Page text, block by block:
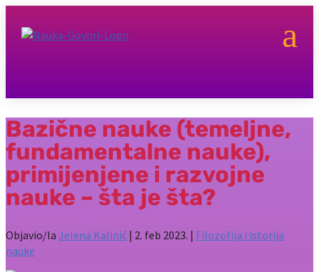
a
Bazične nauke (temeljne,
fundamentalne nauke),
primijenjene i razvojne
nauke – šta je šta?
Objavio/la Jelena Kalinić | 2. feb 2023. | Filozofija i istorija
nauke